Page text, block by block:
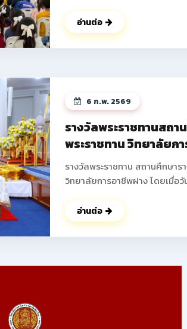
บริหาร คณะครูทุกท่านได้ดำเนิน
ประกวดโครงงานวิชาชีพ
เรียนที่ 2 ประจำปีการศึกษา
ถึงการสร้างรายได้ระหว่างเรีย
จริง ส่งเสริมให้นักเรียน นักศึก
หรือบริการที่จำหน่ายได้จริง ช่ว
ทักษะการนำเสนอและฝึกการนำ
ดูรูปภาพเพิ่มเติม ->>
: https://
อ่านต่อ
6 ก.พ. 2569
รางวัลพระราชทานสถา
พระราชทาน วิทยาลัยก
รางวัลพระราชทาน สถานศึกษารางวัลพระราชทาน
วิทยาลัยการอาชีพฝาง โดยเมื่อวันที่ 9 เดือนธันวาคม
การวิทยาลัยการอาชีพฝาง ผู้แทน
พระราชทานรางวัล จากพลเอก
องคมนตรี ผู้แทนพระองค์ ณ สา
จากคณะผู้บริหาร คณะครู บุคลาก
อ่านต่อ